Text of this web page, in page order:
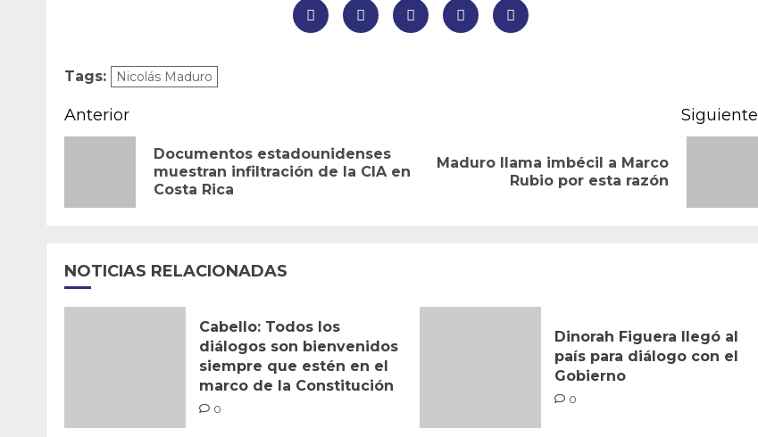
Tags: Nicolás Maduro
Navegación
entradas
Anterior
Entrada
Documentos estadounidenses
muestran infiltración de la CIA en
Costa Rica
Siguiente
Siguiente
Maduro llama imbécil a Marco
Rubio por esta razón
NOTICIAS RELACIONADAS
Cabello: Todos los
diálogos son bienvenidos
siempre que estén en el
marco de la Constitución
0
Dinorah Figuera llegó al
país para diálogo con el
Gobierno
0